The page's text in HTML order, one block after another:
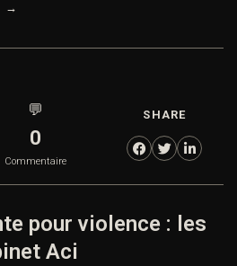
💬
0
Commentaire
SHARE
pour violence : les
Aci